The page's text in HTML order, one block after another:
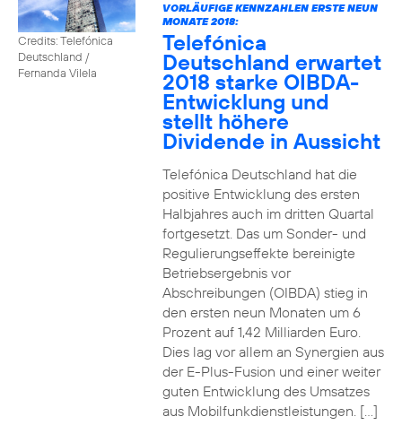
Credits: Telefónica
Deutschland /
Fernanda Vilela
VORLÄUFIGE KENNZAHLEN ERSTE NEUN
MONATE 2018:
Telefónica
Deutschland erwartet
2018 starke OIBDA-
Entwicklung und
stellt höhere
Dividende in Aussicht
Telefónica Deutschland hat die
positive Entwicklung des ersten
Halbjahres auch im dritten Quartal
fortgesetzt. Das um Sonder- und
Regulierungseffekte bereinigte
Betriebsergebnis vor
Abschreibungen (OIBDA) stieg in
den ersten neun Monaten um 6
Prozent auf 1,42 Milliarden Euro.
Dies lag vor allem an Synergien aus
der E-Plus-Fusion und einer weiter
guten Entwicklung des Umsatzes
aus Mobilfunkdienstleistungen. […]